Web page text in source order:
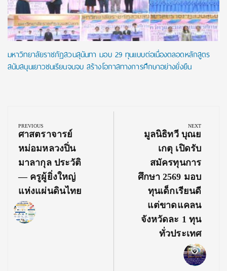
มหาวิทยาลัยราชภัฏสวนสุนันทา มอบ 29 ทุนแบบต่อเนื่องตลอดหลักสูตร
สนับสนุนเยาวชนเรียนจนจบ สร้างโอกาสทางการศึกษาอย่างยั่งยืน
navigation
PREVIOUS
Previous
Post:
ศาสตราจารย์
หม่อมหลวงปิ่น
มาลากุล ประวัติ
— ครูผู้ยิ่งใหญ่
แห่งแผ่นดินไทย
NEXT
Next
Post:
มูลนิธิทวี บุณย
เกตุ เปิดรับ
สมัครทุนการ
ศึกษา 2569 มอบ
ทุนเด็กเรียนดี
แต่ขาดแคลน
จังหวัดละ 1 ทุน
ทั่วประเทศ